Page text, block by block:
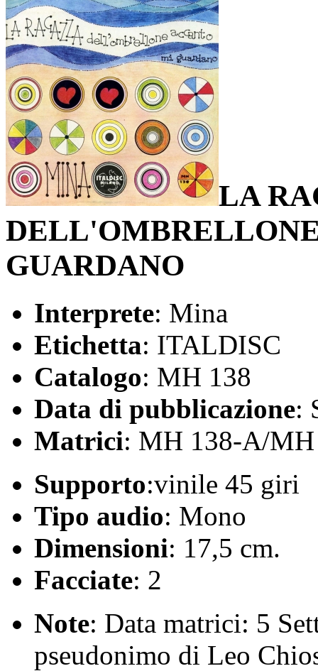
LA
GUARDANO
Interprete: Mina
Etichetta: ITALDISC
Catalogo: MH 138
Data di pubblicazione:
Matrici: MH 138-A/
Supporto:vinile 45 giri
Tipo audio: Mono
Dimensioni: 17,5 cm.
Facciate: 2
Note: Data matrici: 5
pseudonimo di Leo